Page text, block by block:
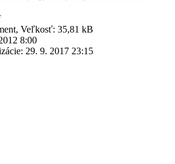
Veľkosť: 35,81 kB
8:00
29. 9. 2017 23:15